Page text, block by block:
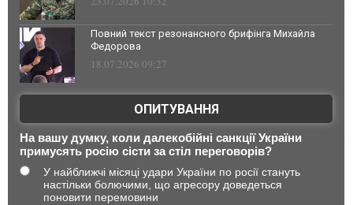
Повний текст резонансного брифінга Михайла
Федорова
18.07.2026 09:27
ОПИТУВАННЯ
На вашу думку, коли далекобійні санкції України
примусять росію сісти за стіл переговорів?
У найближчі місяці удари України по росії стануть
настільки болючими, що агресору доведеться
поновити перемовини